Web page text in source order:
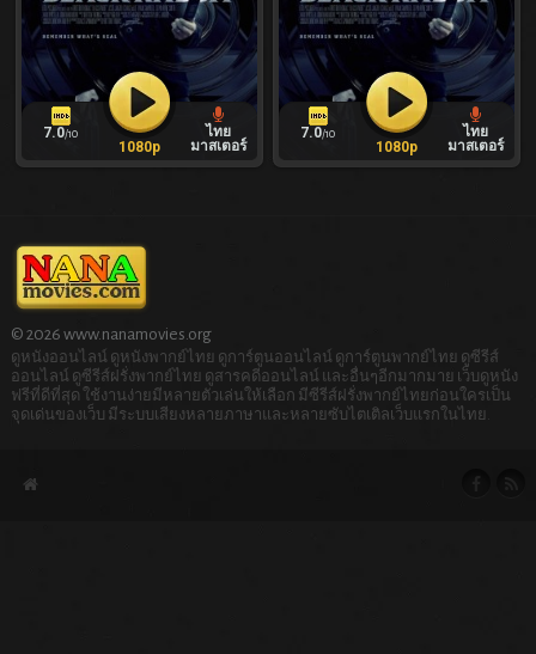
7.0/10
ไทย
มาสเตอร์
1080p
7.0/10
ไทย
มาสเตอร์
1080p
© 2026 www.nanamovies.org
ดูหนังออนไลน์ ดูหนังพากย์ไทย ดูการ์ตูนออนไลน์ ดูการ์ตูนพากย์ไทย ดูซีรีส์
ออนไลน์ ดูซีรีส์ฝรั่งพากย์ไทย ดูสารคดีออนไลน์ และอื่นๆอีกมากมาย เว็บดูหนัง
ฟรีที่ดีที่สุด ใช้งานง่ายมีหลายตัวเล่นให้เลือก มีซีรีส์ฝรั่งพากย์ไทยก่อนใครเป็น
จุดเด่นของเว็บ มีระบบเสียงหลายภาษาและหลายซับไตเติลเว็บแรกในไทย.